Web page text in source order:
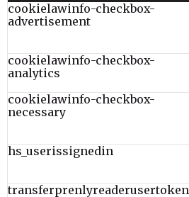
cookielawinfo-checkbox-
advertisement
cookielawinfo-checkbox-
analytics
cookielawinfo-checkbox-
necessary
hs_userissignedin
transferprenlyreaderusertoken